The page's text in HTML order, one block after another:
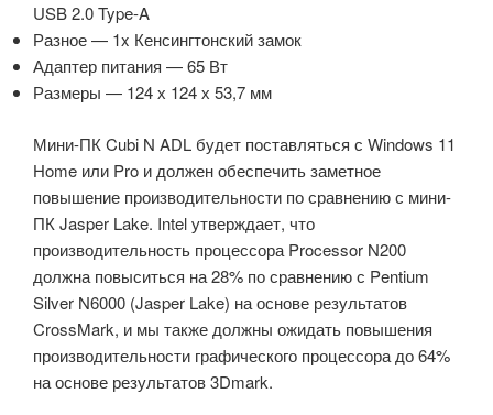
USB 2.0 Type-A
Разное — 1x Кенсингтонский замок
Адаптер питания — 65 Вт
Размеры — 124 х 124 х 53,7 мм
Мини-ПК Cubi N ADL будет поставляться с Windows 11
Home или Pro и должен обеспечить заметное
повышение производительности по сравнению с мини-
ПК Jasper Lake. Intel утверждает, что
производительность процессора Processor N200
должна повыситься на 28% по сравнению с Pentium
Silver N6000 (Jasper Lake) на основе результатов
CrossMark, и мы также должны ожидать повышения
производительности графического процессора до 64% ​​
на основе результатов 3Dmark.